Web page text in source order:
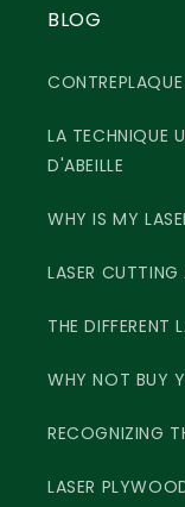
BLOG
LA TECHNIQUE
D'ABEILLE
WHY IS MY
LASER CUTTING
THE DIFFERENT
WHY NOT BUY
RECOGNIZING
LASER